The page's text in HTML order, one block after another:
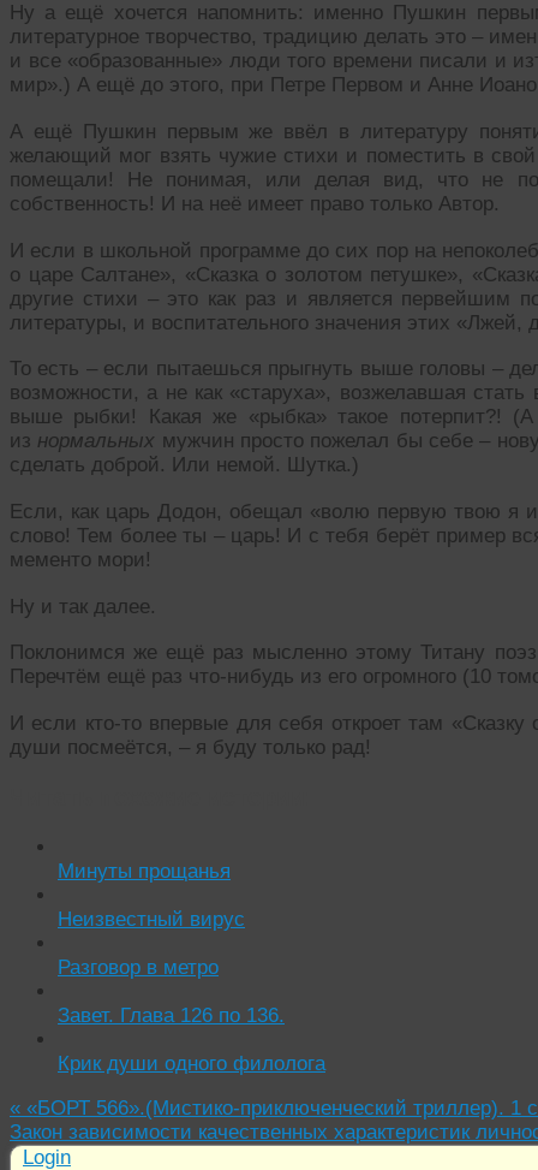
Ну а ещё хочется напомнить: именно Пушкин
литературное творчество, традицию делать это –
и все «образованные» люди того времени писали и
мир».) А ещё до этого, при Петре Первом и Анне
А ещё Пушкин первым же ввёл в литературу
желающий мог взять чужие стихи и поместить в
помещали! Не понимая, или делая вид, что не
собственность! И на неё имеет право только Автор.
И если в школьной программе до сих пор на
о царе Салтане», «Сказка о золотом петушке»,
другие стихи – это как раз и является первейшим
литературы, и воспитательного значения этих «Лжей,
То есть – если пытаешься прыгнуть выше головы –
возможности, а не как «старуха», возжелавшая
выше рыбки! Какая же «рыбка» такое потерпит?!
из нормальных мужчин просто пожелал бы себе –
сделать доброй. Или немой. Шутка.)
Если, как царь Додон, обещал «волю первую твою я
слово! Тем более ты – царь! И с тебя берёт пример
мементо мори!
Ну и так далее.
Поклонимся же ещё раз мысленно этому Титану
Перечтём ещё раз что-нибудь из его огромного (10
И если кто-то впервые для себя откроет там
души посмеётся, – я буду только рад!
Минуты прощанья
Неизвестный вирус
Разговор в метро
Завет. Глава 126 по 136.
Крик души одного филолога
« «БОРТ 566».(Мистико-приключенческий триллер). 1
Закон зависимости качественных характеристик
Login